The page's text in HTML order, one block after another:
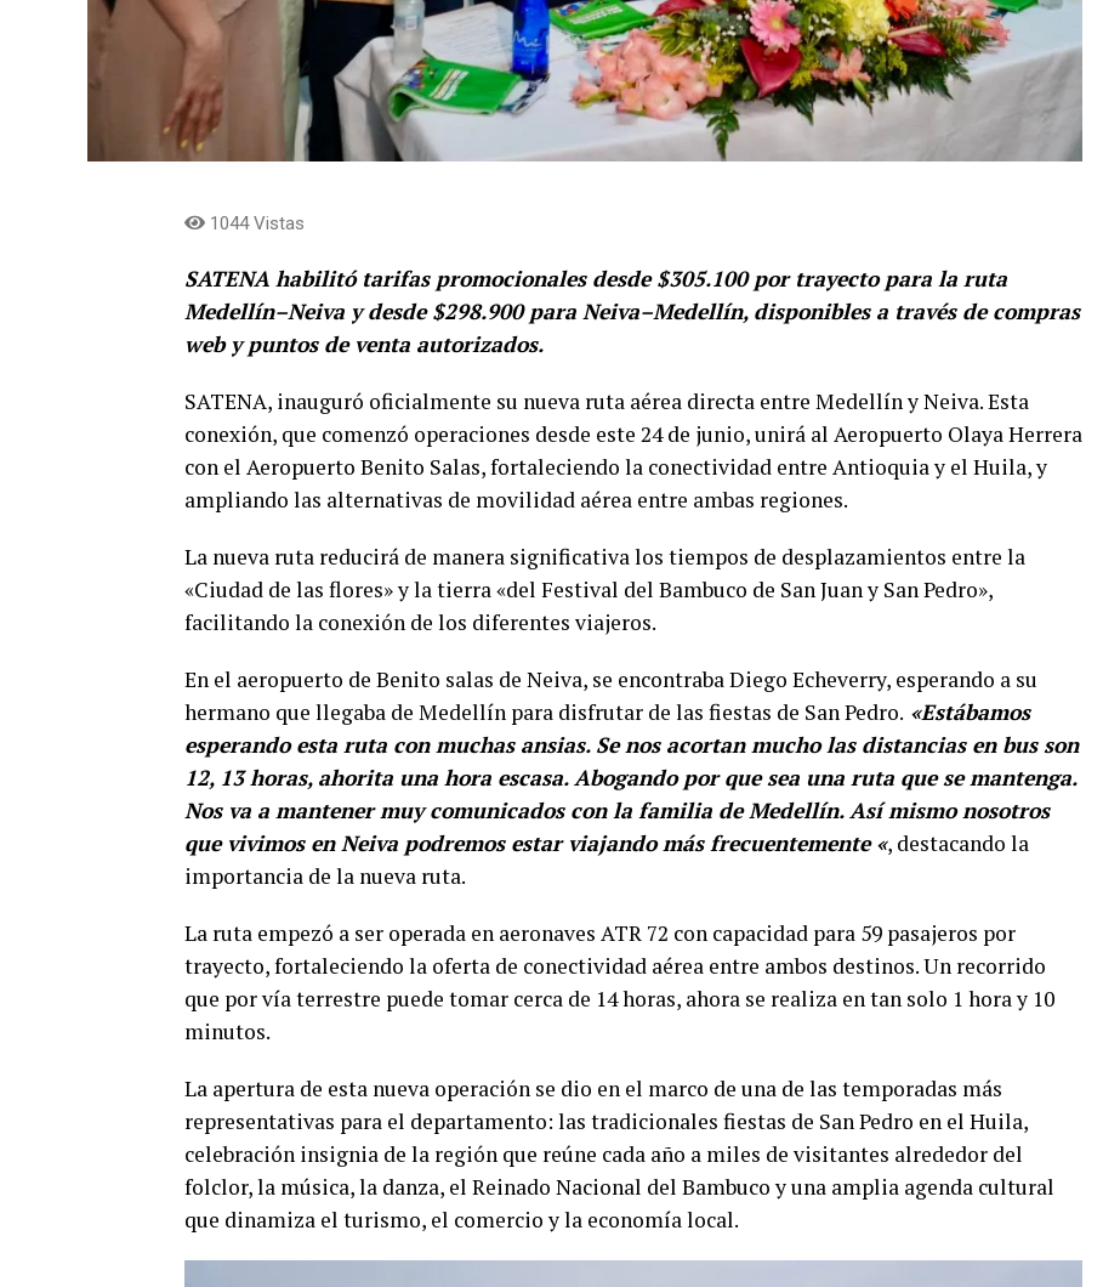
1044 Vistas
SATENA habilitó tarifas promocionales desde $305.100 por trayecto para la ruta
Medellín–Neiva y desde $298.900 para Neiva–Medellín, disponibles a través de compras
web y puntos de venta autorizados.
SATENA, inauguró oficialmente su nueva ruta aérea directa entre Medellín y Neiva. Esta
conexión, que comenzó operaciones desde este 24 de junio, unirá al Aeropuerto Olaya Herrera
con el Aeropuerto Benito Salas, fortaleciendo la conectividad entre Antioquia y el Huila, y
ampliando las alternativas de movilidad aérea entre ambas regiones.
La nueva ruta reducirá de manera significativa los tiempos de desplazamientos entre la
«Ciudad de las flores» y la tierra «del Festival del Bambuco de San Juan y San Pedro»,
facilitando la conexión de los diferentes viajeros.
En el aeropuerto de Benito salas de Neiva, se encontraba Diego Echeverry, esperando a su
hermano que llegaba de Medellín para disfrutar de las fiestas de San Pedro. «Estábamos
esperando esta ruta con muchas ansias. Se nos acortan mucho las distancias en bus son
12, 13 horas, ahorita una hora escasa. Abogando por que sea una ruta que se mantenga.
Nos va a mantener muy comunicados con la familia de Medellín. Así mismo nosotros
que vivimos en Neiva podremos estar viajando más frecuentemente «, destacando la
importancia de la nueva ruta.
La ruta empezó a ser operada en aeronaves ATR 72 con capacidad para 59 pasajeros por
trayecto, fortaleciendo la oferta de conectividad aérea entre ambos destinos. Un recorrido
que por vía terrestre puede tomar cerca de 14 horas, ahora se realiza en tan solo 1 hora y 10
minutos.
La apertura de esta nueva operación se dio en el marco de una de las temporadas más
representativas para el departamento: las tradicionales fiestas de San Pedro en el Huila,
celebración insignia de la región que reúne cada año a miles de visitantes alrededor del
folclor, la música, la danza, el Reinado Nacional del Bambuco y una amplia agenda cultural
que dinamiza el turismo, el comercio y la economía local.